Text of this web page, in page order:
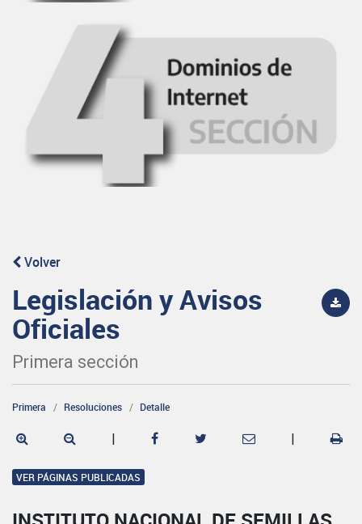
Volver
Legislación y Avisos
Oficiales
Primera sección
Primera Resoluciones Detalle
| |
VER PÁGINAS PUBLICADAS